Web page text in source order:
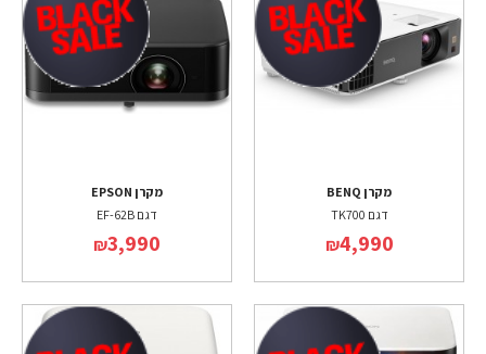
מקרן BENQ
דגם TK700
₪4,990
מקרן EPSON
דגם EF-62B
₪3,990